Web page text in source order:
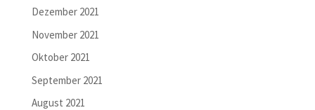
Dezember 2021
November 2021
Oktober 2021
September 2021
August 2021